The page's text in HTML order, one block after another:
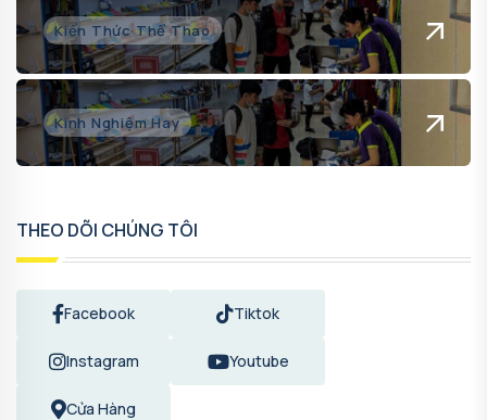
Kiến Thức Thể Thao
Kinh Nghiệm Hay
THEO DÕI CHÚNG TÔI
Facebook Tiktok
Instagram Youtube
Cửa Hàng